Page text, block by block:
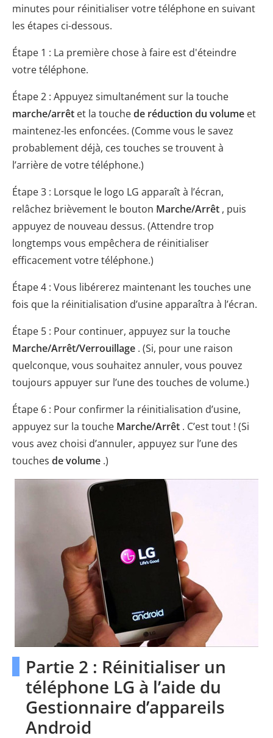
minutes pour réinitialiser votre téléphone en suivant
les étapes ci-dessous.
Étape 1 : La première chose à faire est d'éteindre
votre téléphone.
Étape 2 : Appuyez simultanément sur la touche
marche/arrêt et la touchede réduction du volume et
maintenez-les enfoncées. (Comme vous le savez
probablement déjà, ces touches se trouvent à
l’arrière de votre téléphone.)
Étape 3 : Lorsque le logo LG apparaît à l’écran,
relâchez brièvement le bouton Marche/Arrêt , puis
appuyez de nouveau dessus. (Attendre trop
longtemps vous empêchera de réinitialiser
efficacement votre téléphone.)
Étape 4 : Vous libérerez maintenant les touches une
fois que la réinitialisation d’usine apparaîtra à l’écran.
Étape 5 : Pour continuer, appuyez sur la touche
Marche/Arrêt/Verrouillage . (Si, pour une raison
quelconque, vous souhaitez annuler, vous pouvez
toujours appuyer sur l’une des touches de volume.)
Étape 6 : Pour confirmer la réinitialisation d’usine,
appuyez sur la touche Marche/Arrêt . C’est tout ! (Si
vous avez choisi d’annuler, appuyez sur l’une des
touches de volume .)
Partie 2 : Réinitialiser un
téléphone LG à l’aide du
Gestionnaire d’appareils
Android